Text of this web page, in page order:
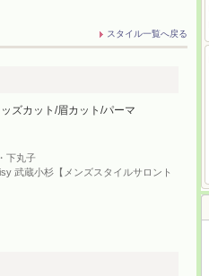
スタイル一覧へ戻る
ズカット/眉カット/パーマ
下丸子
武蔵小杉【メンズスタイルサロント